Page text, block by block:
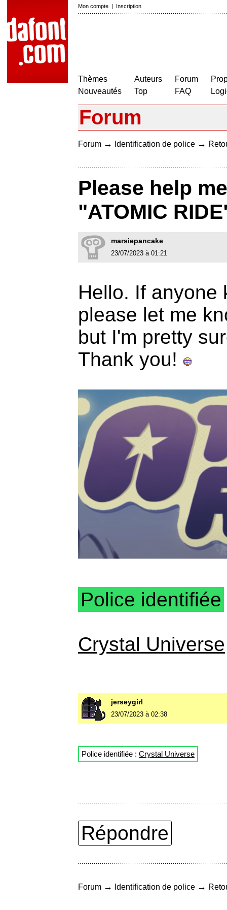
Mon compte | Inscription
Thèmes
Nouveautés
Auteurs
Top
Forum
FAQ
Forum
Forum → Identification de police →
Please help
"ATOMIC
marsiepancake
23/07/2023 à 01:21
Hello. If anyone
please let me
but I'm pretty
Thank you!
Police identifiée
Crystal Universe
jerseygirl
23/07/2023 à 02:38
Police identifiée : Crystal Universe
Répondre
Forum → Identification de police →